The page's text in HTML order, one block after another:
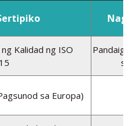
Nag-
Kalidad ng ISO
sa
sa Europa)